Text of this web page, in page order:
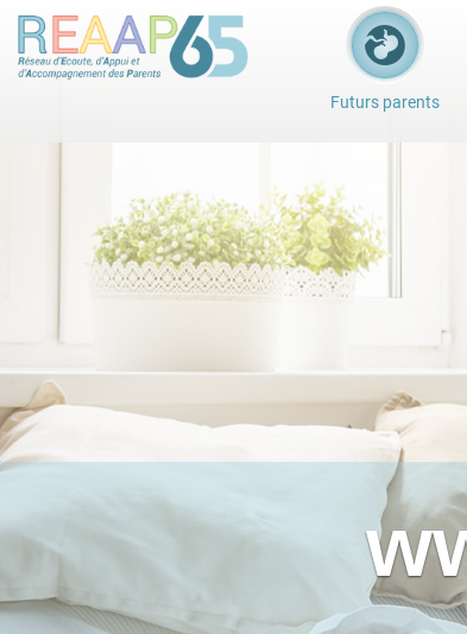
Futurs parents